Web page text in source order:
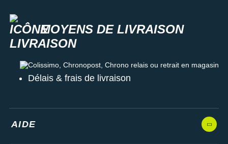
MOYENS DE LIVRAISON
Colissimo, Chronopost, Chrono relais ou retrait en magasin
Délais & frais de livraison
AIDE